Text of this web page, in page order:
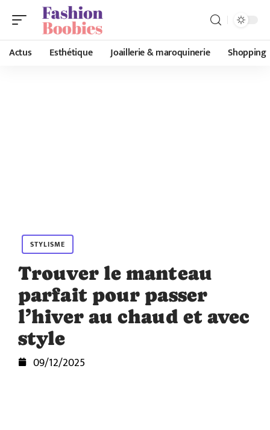
Actus Esthétique Joaillerie & maroquinerie Shopping
STYLISME
Trouver le manteau
parfait pour passer
l’hiver au chaud et avec
style
09/12/2025